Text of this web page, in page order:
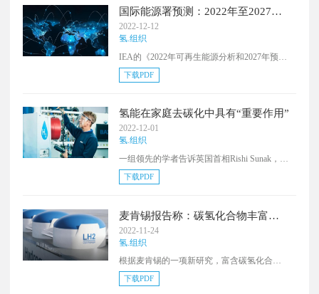
的过度建设相比，储氢的结果证明将实现最
低的电力批发价格和最小的价格波动。
Firstgas公司表示，将继续开展工作，以实现
一系列的选择，如利用现有天然气管道运输
和向消费者提供氢气混合物的试验计划。
国际能源署预测：2022年至2027年
期间，2%的可再生能源能力将用于
氢能
2022-12-12
氢.组织
IEA的《2022年可再生能源分析和2027年预
测》报告指出，2022-2027年，50GW的可再
生能源将用于制氢，占可再生能源总能力增
澳大利亚、智利和美国。报告认为，预计可
再生能源产能增长可能达到80%，然而，确保
氢气承购商的不确定性，以及对低碳氢气定
义的法规不明确，可能会阻碍项目达到财务
结算。此外，国际能源署建议，一旦投资者
对什么是可再生氢气以及如何核算电力有了
明确的监管，将推进计划的项目。
下载PDF
氢能在家庭去碳化中具有“重要作用”
2022-12-01
氢.组织
一组领先的学者告诉英国首相Rishi Sunak，氢
能在使英国家庭脱碳的 "整个系统 "方法中发
挥着重要作用。在一封公开信中，来自英国
学、伦敦帝国学院和伦敦大学学院的学者们
表示，在家庭供暖脱碳方面没有"一刀切的解
决方案"，强迫消费者选择单一方案可能会有
疏远他们的风险。家庭取暖占英国总排放量
的14%。家庭取暖和热水的排放量必须减少
95%，以达到2050年的净零目标。
下载PDF
麦肯锡报告称：碳氢化合物丰富的
国家完全有能力扩大氢气规模
2022-11-24
氢.组织
根据麦肯锡的一项新研究，富含碳氢化合物
的国家可以有效地大规模生产清洁氢气，重
新利用现有的基础设施并支持全球去碳化。
下载PDF